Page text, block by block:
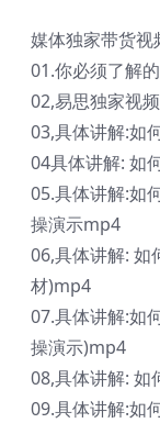
媒体独家带货视
01.你必须了解
02,易思独家视
03,具体讲解:如
04具体讲解: 如
05.具体讲解:如
操演示mp4
06,具体讲解: 如
材)mp4
07.具体讲解:如
操演示)mp4
08,具体讲解: 如
09.具体讲解:如